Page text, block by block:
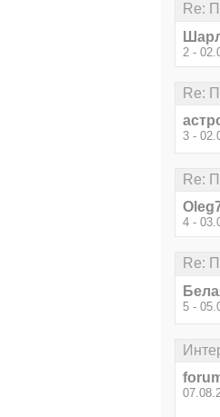
Re:
2 -
Re:
3 -
Re:
4 -
Re:
5 -